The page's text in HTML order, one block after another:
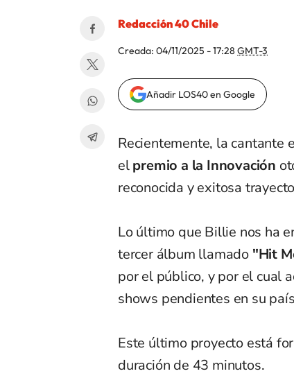
Redacción 40 Chile
Creada: 04/11/2025 - 17:28 GMT-3
Añadir LOS40 en Google
Recientemente, la cantante
elpremio a la Innovación
reconocida y exitosa
Lo último que Billie nos ha
tercer álbum llamado "Hit
por el público, y por el cual
shows pendientes en su
Este último proyecto está
duración de 43 minutos.